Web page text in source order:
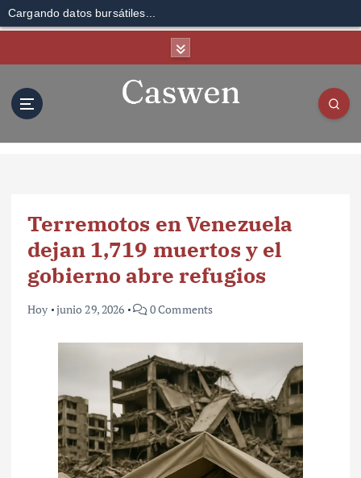
Cargando datos bursátiles...
Terremotos en Venezuela
dejan 1,719 muertos y el
gobierno abre refugios
Hoy junio 29, 2026 0 Comments